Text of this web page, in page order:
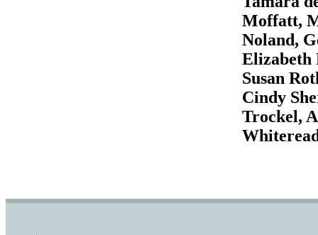
Moffatt,
Noland,
Elizabeth
Susan
Cindy
Trockel,